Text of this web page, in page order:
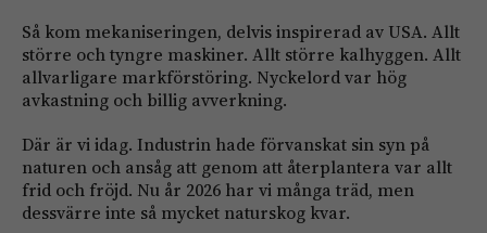
Så kom mekaniseringen, delvis inspirerad av USA. Allt
större och tyngre maskiner. Allt större kalhyggen. Allt
allvarligare markförstöring. Nyckelord var hög
avkastning och billig avverkning.
Där är vi idag. Industrin hade förvanskat sin syn på
naturen och ansåg att genom att återplantera var allt
frid och fröjd. Nu år 2026 har vi många träd, men
dessvärre inte så mycket naturskog kvar.